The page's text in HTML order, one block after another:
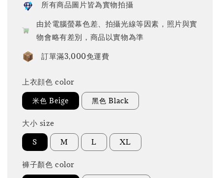
所有商品圖片皆為實物拍攝
由於電腦螢幕色差、拍攝光線等因素，照片與實
物會略有差別，商品以實物為準
訂單滿3,000免運費
上衣顔色 color
米色 Beige 黑色 Black
大小 size
S M L XL
褲子顏色 color